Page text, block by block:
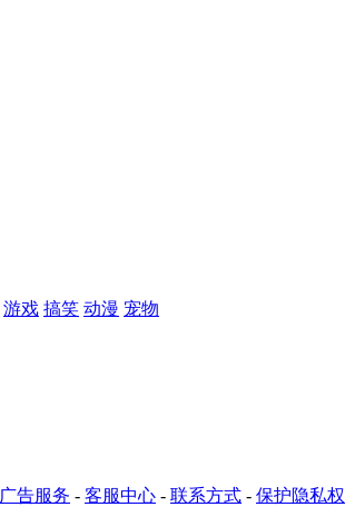
游戏 搞笑 动漫 宠物
广告服务 - 客服中心 - 联系方式 - 保护隐私权